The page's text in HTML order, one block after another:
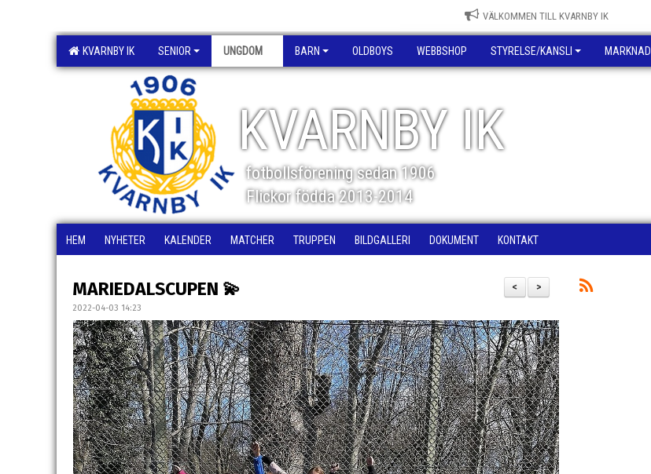
VÄLKOMMEN TILL KVARNBY IK
KVARNBY IK SENIOR UNGDOM BARN OLDBOYS WEBBSHOP STYRELSE/KANSLI MARKNAD
KVARNBY IK
fotbollsförening sedan 1906
Flickor födda 2013-2014
HEM NYHETER KALENDER MATCHER TRUPPEN BILDGALLERI DOKUMENT KONTAKT
>
<
MARIEDALSCUPEN 💫
2022-04-03 14:23